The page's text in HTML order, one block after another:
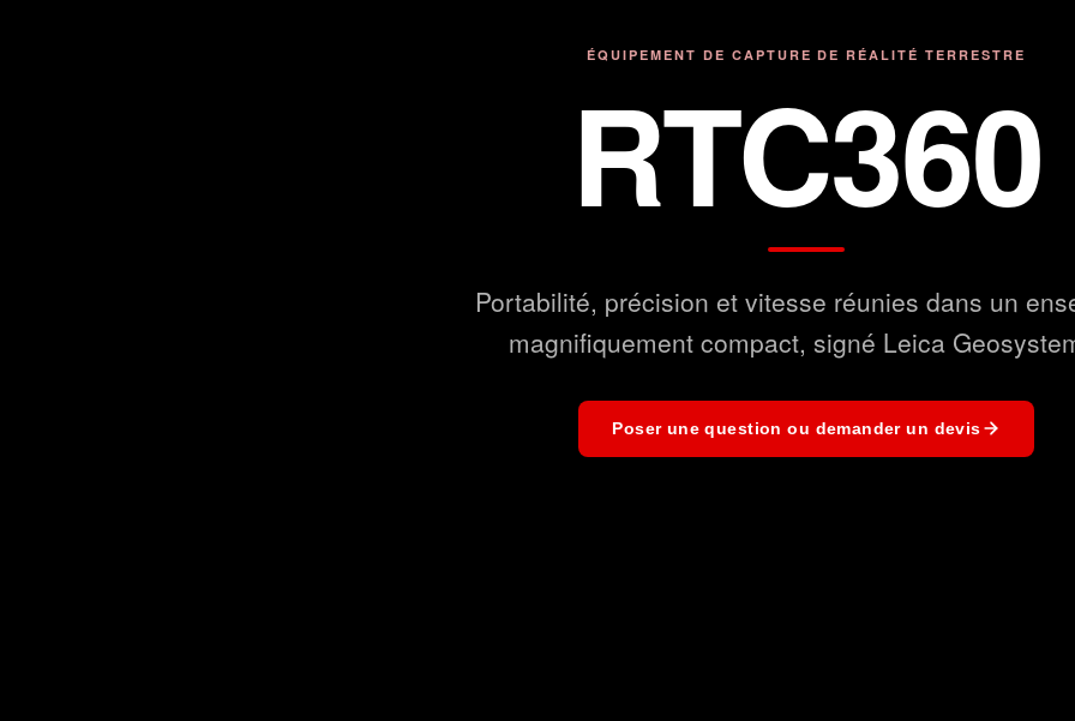
ÉQUIPEMENT DE CAPTURE DE RÉALITÉ TERRESTRE
RTC360
Portabilité, précision et vitesse réunies dans un
magnifiquement compact, signé Leica
Poser une question ou demander un devis